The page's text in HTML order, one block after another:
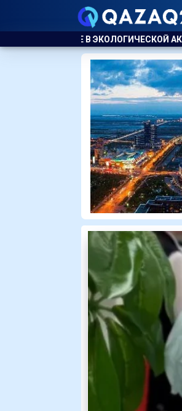
КОСТАНАЕЦ